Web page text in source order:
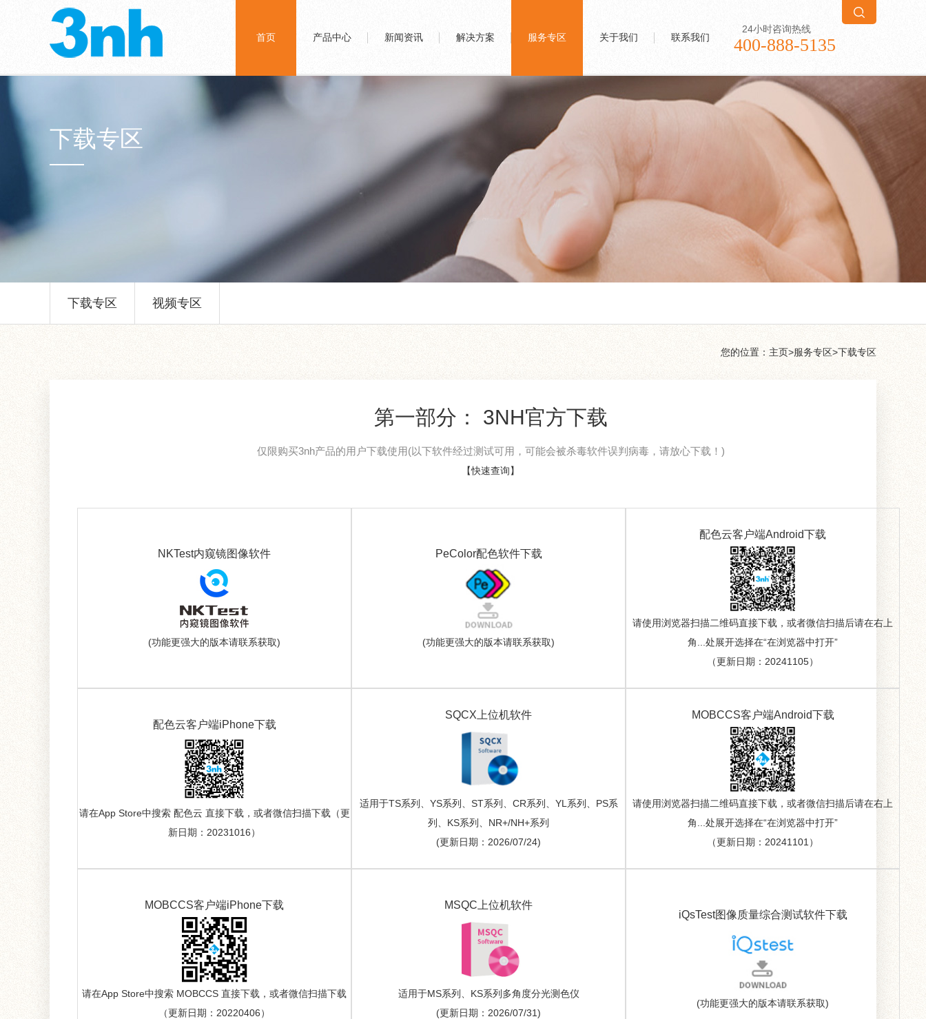
首页 产品中心 新闻资讯 解决方案 服务专区 关于我们 联系我们
24小时咨询热线
400-888-5135
下载专区
下载专区 视频专区
您的位置： 主页>服务专区>下载专区
第一部分： 3NH官方下载
仅限购买3nh产品的用户下载使用(以下软件经过测试可用，可能会被杀毒软件误判病毒，请放心下载！)
【快速查询】
NKTest内窥镜图像软件
(功能更强大的版本请联系获取)
PeColor配色软件下载
(功能更强大的版本请联系获取)
配色云客户端Android下载
请使用浏览器扫描二维码直接下载，或者微信扫描后请在右上
角...处展开选择在“在浏览器中打开”
（更新日期：20241105）
配色云客户端iPhone下载
请在App Store中搜索 配色云 直接下载，或者微信扫描下载（更
新日期：20231016）
SQCX上位机软件
适用于TS系列、YS系列、ST系列、CR系列、YL系列、PS系
列、KS系列、NR+/NH+系列
(更新日期：2026/07/24)
MOBCCS客户端Android下载
请使用浏览器扫描二维码直接下载，或者微信扫描后请在右上
角...处展开选择在“在浏览器中打开”
（更新日期：20241101）
MOBCCS客户端iPhone下载
请在App Store中搜索 MOBCCS 直接下载，或者微信扫描下载
（更新日期：20220406）
MSQC上位机软件
适用于MS系列、KS系列多角度分光测色仪
(更新日期：2026/07/31)
iQsTest图像质量综合测试软件下载
(功能更强大的版本请联系获取)